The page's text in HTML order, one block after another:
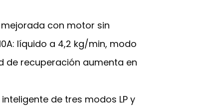
con motor sin
líquido a 4,2 kg/min, modo
de recuperación aumenta en
de tres modos LP y